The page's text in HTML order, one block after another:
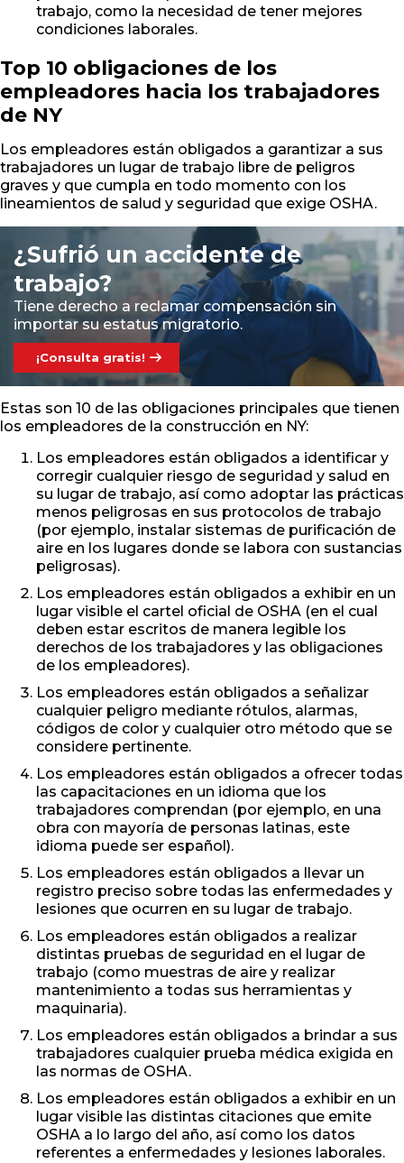
trabajo, como la necesidad de tener mejores
condiciones laborales.
Top 10 obligaciones de los
empleadores hacia los trabajadores
de NY
Los empleadores están obligados a garantizar a sus
trabajadores un lugar de trabajo libre de peligros
graves y que cumpla en todo momento con los
lineamientos de salud y seguridad que exige OSHA.
¿Sufrió un accidente de
trabajo?
Tiene derecho a reclamar compensación sin
importar su estatus migratorio.
¡Consulta gratis!
Estas son 10 de las obligaciones principales que tienen
los empleadores de la construcción en NY:
Los empleadores están obligados a identificar y
corregir cualquier riesgo de seguridad y salud en
su lugar de trabajo, así como adoptar las prácticas
menos peligrosas en sus protocolos de trabajo
(por ejemplo, instalar sistemas de purificación de
aire en los lugares donde se labora con sustancias
peligrosas).
Los empleadores están obligados a exhibir en un
lugar visible el cartel oficial de OSHA (en el cual
deben estar escritos de manera legible los
derechos de los trabajadores y las obligaciones
de los empleadores).
Los empleadores están obligados a señalizar
cualquier peligro mediante rótulos, alarmas,
códigos de color y cualquier otro método que se
considere pertinente.
Los empleadores están obligados a ofrecer todas
las capacitaciones en un idioma que los
trabajadores comprendan (por ejemplo, en una
obra con mayoría de personas latinas, este
idioma puede ser español).
Los empleadores están obligados a llevar un
registro preciso sobre todas las enfermedades y
lesiones que ocurren en su lugar de trabajo.
Los empleadores están obligados a realizar
distintas pruebas de seguridad en el lugar de
trabajo (como muestras de aire y realizar
mantenimiento a todas sus herramientas y
maquinaria).
Los empleadores están obligados a brindar a sus
trabajadores cualquier prueba médica exigida en
las normas de OSHA.
Los empleadores están obligados a exhibir en un
lugar visible las distintas citaciones que emite
OSHA a lo largo del año, así como los datos
referentes a enfermedades y lesiones laborales.